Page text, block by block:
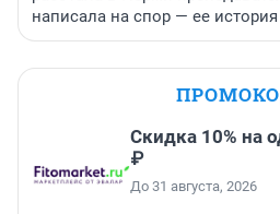
написала на спор — ее история
Скидка 10% на
₽
До 31 августа, 2026